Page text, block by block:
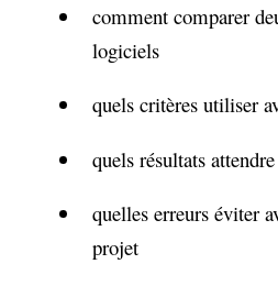
comment comparer
logiciels
quels critères utiliser
quels résultats
quelles erreurs éviter
projet